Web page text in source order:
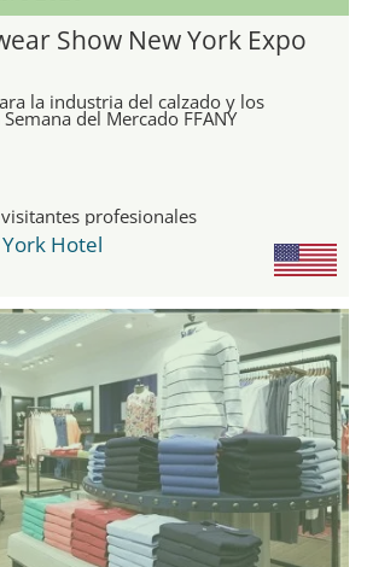
Show New York Expo
la industria del calzado y los
del Mercado FFANY
profesionales
Hotel